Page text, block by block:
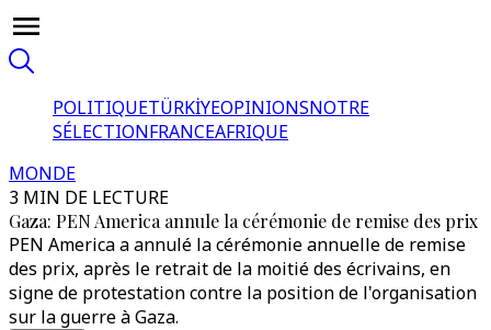
POLITIQUETÜRKİYEOPINIONSNOTRE
SÉLECTIONFRANCEAFRIQUE
MONDE
3 MIN DE LECTURE
Gaza: PEN America annule la cérémonie de remise des prix
PEN America a annulé la cérémonie annuelle de remise
des prix, après le retrait de la moitié des écrivains, en
signe de protestation contre la position de l'organisation
sur la guerre à Gaza.